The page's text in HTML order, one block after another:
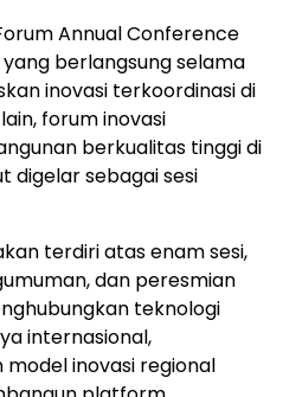
Annual Conference
berlangsung selama
inovasi terkoordinasi di
forum inovasi
berkualitas tinggi di
digelar sebagai sesi
terdiri atas enam sesi,
dan peresmian
teknologi
internasional,
inovasi regional